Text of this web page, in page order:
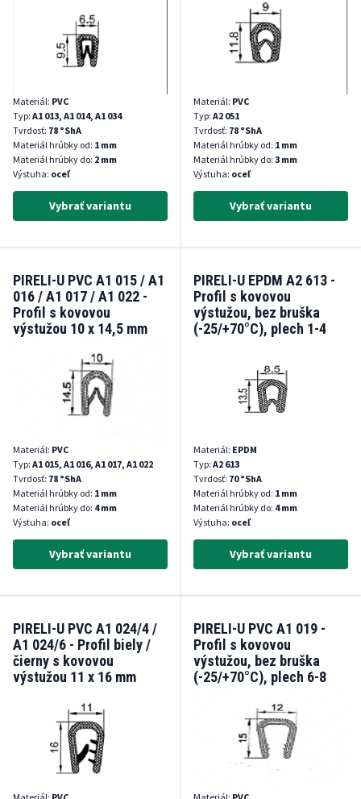
Materiál: PVC
Typ: A1 013, A1 014, A1 034
Tvrdosť: 78 °ShA
Materiál hrúbky od: 1 mm
Materiál hrúbky do: 2 mm
Výstuha: oceľ
Vybrať variantu
Materiál: PVC
Typ: A2 051
Tvrdosť: 78 °ShA
Materiál hrúbky od: 1 mm
Materiál hrúbky do: 3 mm
Výstuha: oceľ
Vybrať variantu
PIRELI-U PVC A1 015 / A1
016 / A1 017 / A1 022 -
Profil s kovovou
výstužou 10 x 14,5 mm
Materiál: PVC
Typ: A1 015, A1 016, A1 017, A1 022
Tvrdosť: 78 °ShA
Materiál hrúbky od: 1 mm
Materiál hrúbky do: 4 mm
Výstuha: oceľ
Vybrať variantu
PIRELI-U EPDM A2 613 -
Profil s kovovou
výstužou, bez bruška
(-25/+70°C), plech 1-4
Materiál: EPDM
Typ: A2 613
Tvrdosť: 70 °ShA
Materiál hrúbky od: 1 mm
Materiál hrúbky do: 4 mm
Výstuha: oceľ
Vybrať variantu
PIRELI-U PVC A1 024/4 /
A1 024/6 - Profil biely /
čierny s kovovou
výstužou 11 x 16 mm
PIRELI-U PVC A1 019 -
Profil s kovovou
výstužou, bez bruška
(-25/+70°C), plech 6-8